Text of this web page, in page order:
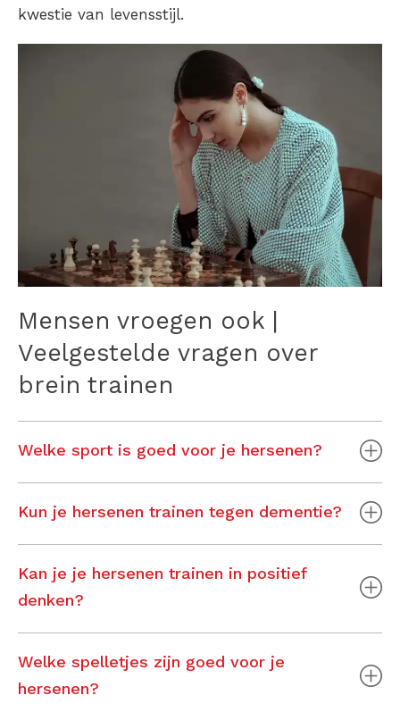
kwestie van levensstijl.
Mensen vroegen ook |
Veelgestelde vragen over
brein trainen
Welke sport is goed voor je hersenen?
Kun je hersenen trainen tegen dementie?
Kan je je hersenen trainen in positief
denken?
Welke spelletjes zijn goed voor je
hersenen?